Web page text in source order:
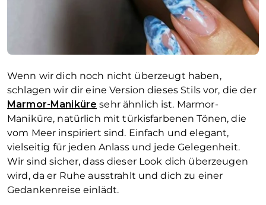
Wenn wir dich noch nicht überzeugt haben,
schlagen wir dir eine Version dieses Stils vor, die der
Marmor-Maniküre sehr ähnlich ist. Marmor-
Maniküre, natürlich mit türkisfarbenen Tönen, die
vom Meer inspiriert sind. Einfach und elegant,
vielseitig für jeden Anlass und jede Gelegenheit.
Wir sind sicher, dass dieser Look dich überzeugen
wird, da er Ruhe ausstrahlt und dich zu einer
Gedankenreise einlädt.